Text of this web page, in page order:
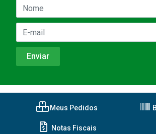
Meus Pedidos
Notas Fiscais